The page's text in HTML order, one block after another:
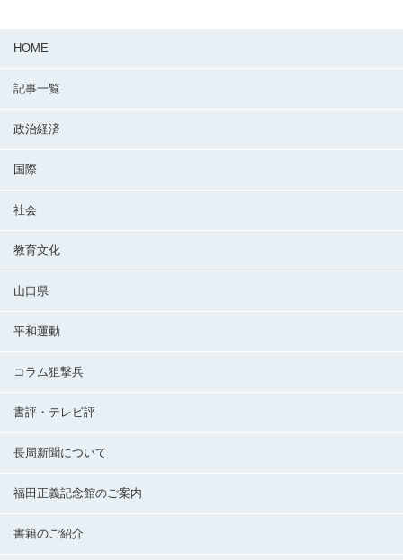
HOME
記事一覧
政治経済
国際
社会
教育文化
山口県
平和運動
コラム狙撃兵
書評・テレビ評
長周新聞について
福田正義記念館のご案内
書籍のご紹介